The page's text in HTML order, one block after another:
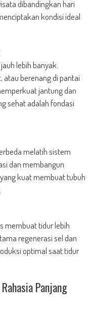
dibandingkan hari
kondisi ideal
lebih banyak.
atau berenang di pantai
jantung dan
sehat adalah fondasi
melatih sistem
dan membangun
kuat membuat tubuh
membuat tidur lebih
regenerasi sel dan
optimal saat tidur
Panjang